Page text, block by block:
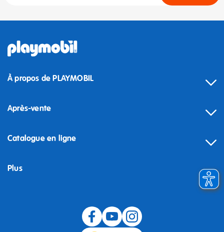
À propos de PLAYMOBIL
Après-vente
Catalogue en ligne
Plus